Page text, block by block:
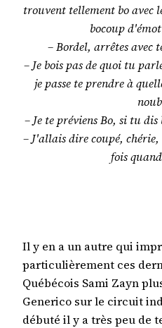
trouvent tellement bo avec
bocoup
– Bordel, arrêtes avec
– Je bois pas de quoi tu
je passe te prendre à
– Je te préviens Bo, si tu
– J'allais dire coupé,
fois
Il y en a un autre qui
particulièrement ces
Québécois Sami Zayn
Generico sur le circuit
débuté il y a très peu de